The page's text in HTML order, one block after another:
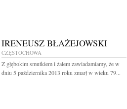
IRENEUSZ BŁAŻEJOWSKI
CZĘSTOCHOWA
Z głębokim smutkiem i żalem zawiadamiamy, że w
dniu 5 października 2013 roku zmarł w wieku 79...